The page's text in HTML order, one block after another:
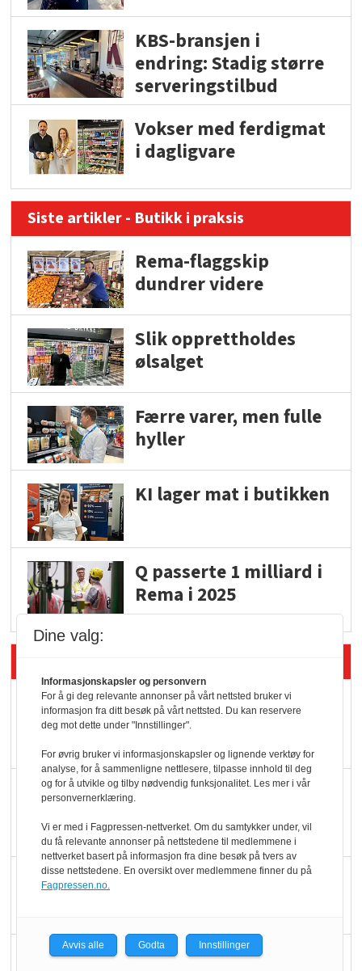
KBS-bransjen i
endring: Stadig større
serveringstilbud
Vokser med ferdigmat
i dagligvare
Siste artikler - Butikk i praksis
Rema-flaggskip
dundrer videre
Slik opprettholdes
ølsalget
Færre varer, men fulle
hyller
KI lager mat i butikken
Q passerte 1 milliard i
Rema i 2025
Kolonihagens norske
yoghurt: Trues av
melkemangel
Marit Kolby vant
hederspris
Blir enklere å velge
Kolonihagen sliter
Dine valg:
Informasjonskapsler og personvern
For å gi deg relevante annonser på vårt nettsted bruker vi
informasjon fra ditt besøk på vårt nettsted. Du kan reservere
deg mot dette under "Innstillinger".
For øvrig bruker vi informasjonskapsler og lignende verktøy for
analyse, for å sammenligne nettlesere, tilpasse innhold til deg
og for å utvikle og tilby nødvendig funksjonalitet. Les mer i vår
personvernerklæring.
Vi er med i Fagpressen-nettverket. Om du samtykker under, vil
du få relevante annonser på nettstedene til medlemmene i
nettverket basert på informasjon fra dine besøk på tvers av
disse nettstedene. En oversikt over medlemmene finner du på
Fagpressen.no.
Avvis alle Godta Innstillinger